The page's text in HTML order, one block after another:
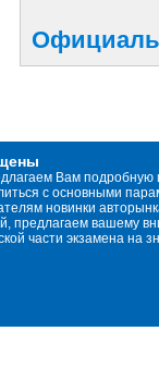
Вам
с основными
новинки
предлагаем вашему
части экзамена